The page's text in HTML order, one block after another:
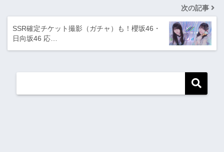
次の記事
SSR確定チケット撮影（ガチャ）も！​櫻坂46・
日向坂46 応…